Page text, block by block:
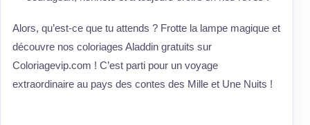
Alors, qu’est-ce que tu attends ? Frotte la lampe magique et
découvre nos coloriages Aladdin gratuits sur
Coloriagevip.com ! C’est parti pour un voyage
extraordinaire au pays des contes des Mille et Une Nuits !